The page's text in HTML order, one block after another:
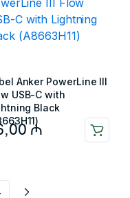
Anker PowerLine III
USB-C with
Black
₼